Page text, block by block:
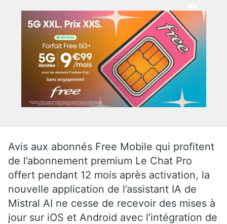
Avis aux abonnés Free Mobile qui profitent
de l’abonnement premium Le Chat Pro
offert pendant 12 mois après activation, la
nouvelle application de l’assistant IA de
Mistral AI ne cesse de recevoir des mises à
jour sur iOS et Android avec l’intégration de